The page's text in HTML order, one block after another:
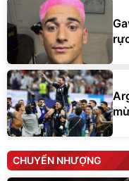
CHUYỂN NHƯỢNG